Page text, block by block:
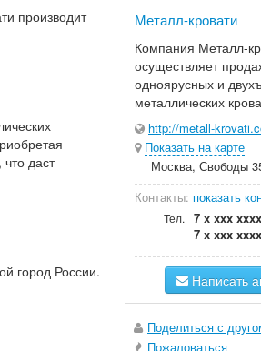
производит
даст
город России.
Металл-кровати
Компания Металл-
осуществляет
одноярусных и
металлических
http://metall-
Показать на карте
Москва, Свободы
Контакты: показать
Тел.
7 x xxx xxxx
7 x xxx xxxx
Написать
Поделиться с
Пожаловаться